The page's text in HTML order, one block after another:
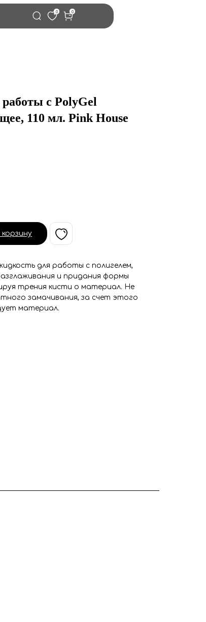
0 0
с PolyGel
110 мл. Pink House
корзину
для работы с полигелем,
и придания формы
трения кисти о материал. Не
замачивания, за счет этого
материал.